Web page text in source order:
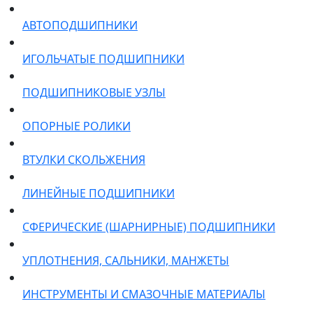
АВТОПОДШИПНИКИ
ИГОЛЬЧАТЫЕ ПОДШИПНИКИ
ПОДШИПНИКОВЫЕ УЗЛЫ
ОПОРНЫЕ РОЛИКИ
ВТУЛКИ СКОЛЬЖЕНИЯ
ЛИНЕЙНЫЕ ПОДШИПНИКИ
СФЕРИЧЕСКИЕ (ШАРНИРНЫЕ) ПОДШИПНИКИ
УПЛОТНЕНИЯ, САЛЬНИКИ, МАНЖЕТЫ
ИНСТРУМЕНТЫ И СМАЗОЧНЫЕ МАТЕРИАЛЫ